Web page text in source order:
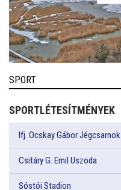
SPORT
SPORTLÉTESÍTMÉNYEK
Ifj. Ocskay Gábor Jégcsarnok
Csitáry G. Emil Uszoda
Sóstói Stadion